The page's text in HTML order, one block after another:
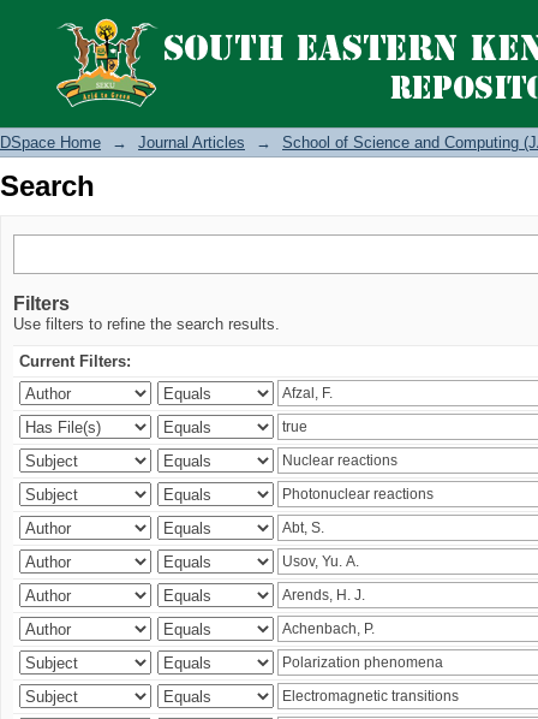
Search
DSpace Home → Journal Articles → School of Science and Computing
Search
Filters
Use filters to refine the search results.
Current Filters: